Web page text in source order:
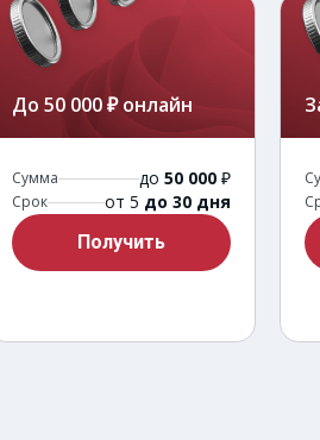
До 50 000 ₽ онлайн
Сумма до 50 000 ₽
Срок от 5 до 30 дня
Получить